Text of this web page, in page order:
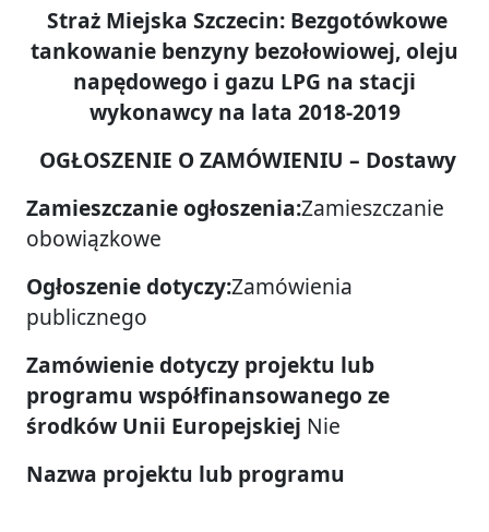
Straż Miejska Szczecin: Bezgotówkowe
tankowanie benzyny bezołowiowej, oleju
napędowego i gazu LPG na stacji
wykonawcy na lata 2018-2019
OGŁOSZENIE O ZAMÓWIENIU – Dostawy
Zamieszczanie ogłoszenia:Zamieszczanie
obowiązkowe
Ogłoszenie dotyczy:Zamówienia
publicznego
Zamówienie dotyczy projektu lub
programu współfinansowanego ze
środków Unii Europejskiej Nie
Nazwa projektu lub programu